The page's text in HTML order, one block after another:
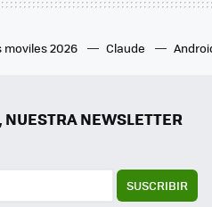
moviles 2026 Claude
NEWSLETTER
SUSCRIBIR